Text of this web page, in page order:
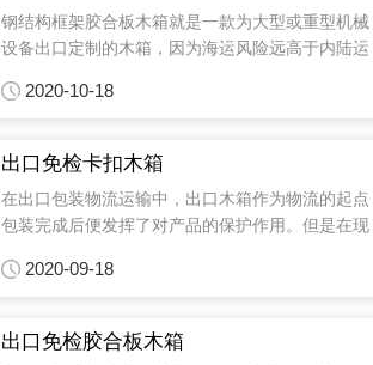
钢结构框架胶合板木箱就是一款为大型或重型机械
设备出口定制的木箱，因为海运风险远高于内陆运
要求更高，为了维持在装卸搬运、运输过程中的撞
中的完整性...
2020-10-18
出口免检卡扣木箱
在出口包装物流运输中，出口木箱作为物流的起点
包装完成后便发挥了对产品的保护作用。但是在现
单一的运输保护功能逐步转变为具有整体概念的、
值链为导向的包装解决方案。在绿色消...
2020-09-18
出口免检胶合板木箱